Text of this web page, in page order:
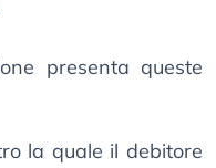
presenta queste
la quale il debitore